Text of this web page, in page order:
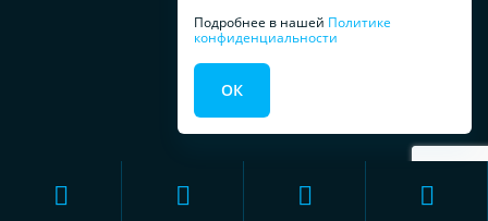
Подробнее в нашей Политике
конфиденциальности
ОК
ПРОФЕССИОНАЛЬНОЕ
ДЛЯ ПРАЧЕЧЕЧНЫХ